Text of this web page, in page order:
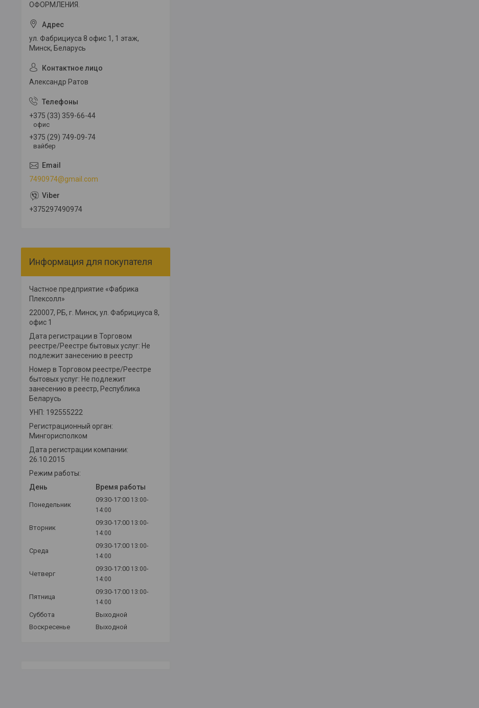
ОФОРМЛЕНИЯ.
ул. Фабрициуса 8 офис 1, 1 этаж,
Минск, Беларусь
Александр Ратов
+375 (33) 359-66-44
офис
+375 (29) 749-09-74
вайбер
7490974@gmail.com
+375297490974
Информация для покупателя
Частное предприятие «Фабрика
Плексолл»
220007, РБ, г. Минск, ул. Фабрициуса 8,
офис 1
Дата регистрации в Торговом
реестре/Реестре бытовых услуг: Не
подлежит занесению в реестр
Номер в Торговом реестре/Реестре
бытовых услуг: Не подлежит
занесению в реестр, Республика
Беларусь
УНП: 192555222
Регистрационный орган:
Мингорисполком
Дата регистрации компании:
26.10.2015
Режим работы:
День
Время работы
Понедельник
09:30-17:00 13:00-
14:00
Вторник
09:30-17:00 13:00-
14:00
Среда
09:30-17:00 13:00-
14:00
Четверг
09:30-17:00 13:00-
14:00
Пятница
09:30-17:00 13:00-
14:00
Суббота
Выходной
Воскресенье
Выходной